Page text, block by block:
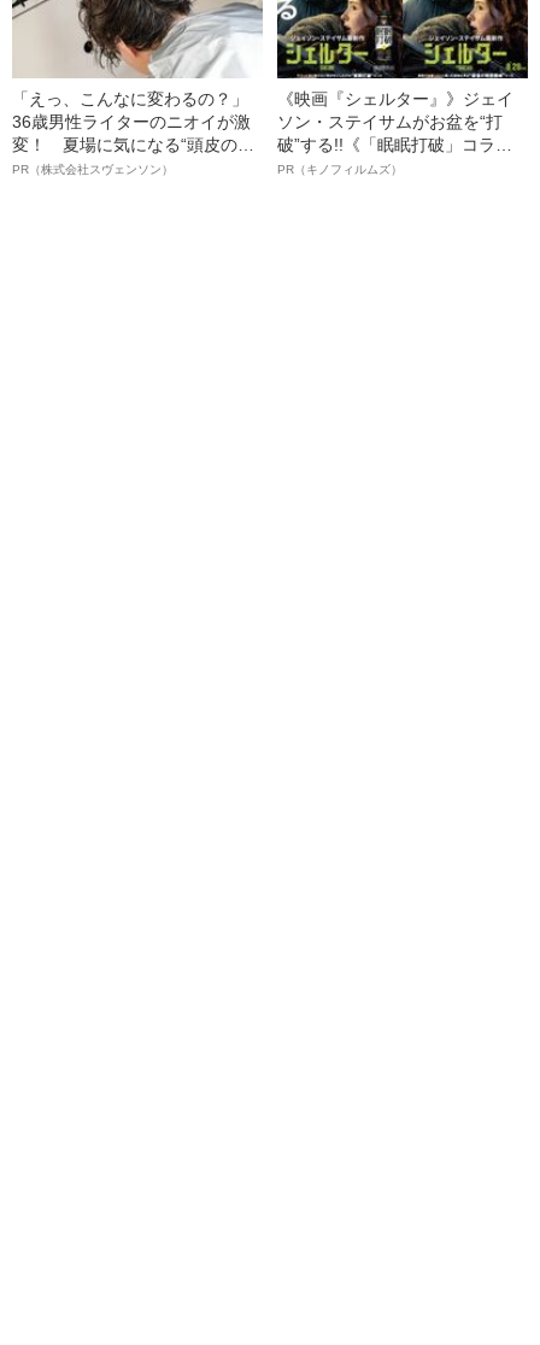
「えっ、こんなに変わるの？」
36歳男性ライターのニオイが激
変！ 夏場に気になる“頭皮のニ
オイ”や“ベタつき”を解消す
PR（株式会社スヴェンソン）
《映画『シェルター』》ジェイ
ソン・ステイサムがお盆を“打
破”する!!《「眠眠打破」コラ
ボ》
PR（キノフィルムズ）